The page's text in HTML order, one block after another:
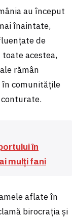
au început
înaintate,
de
acestea,
rămân
în comunitățile
în
mulți fani
aflate în
birocrația și